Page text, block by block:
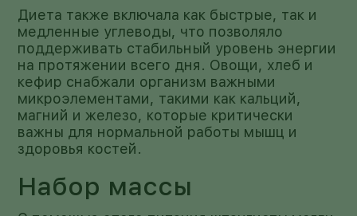
Диета также включала как быстрые, так и
медленные углеводы, что позволяло
поддерживать стабильный уровень энергии
на протяжении всего дня. Овощи, хлеб и
кефир снабжали организм важными
микроэлементами, такими как кальций,
магний и железо, которые критически
важны для нормальной работы мышц и
здоровья костей.
Набор массы